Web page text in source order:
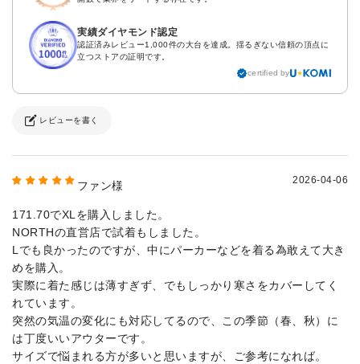
実績ダイヤモンド認定
認証済みレビュー1,000件の大台を達成。揺るぎない信頼の頂点に
立つストアの証明です。
certified by
レビューを書く
ファン様 2026-04-06
171.70でXLを購入しました。
NORTHの直営店で試着もしました。
Lでも良かったのですが、中にパーカーなどを着る為敢えて大き
めを購入。
実際に着た感じは薄すぎず、でもしっかり寒さをカバーしてく
れています。
突然の気温の変化にも対応してるので、この季節（春、秋）に
は丁度いいアウターです。
サイズで悩まれる方が多いと思いますが、ご参考になれば。